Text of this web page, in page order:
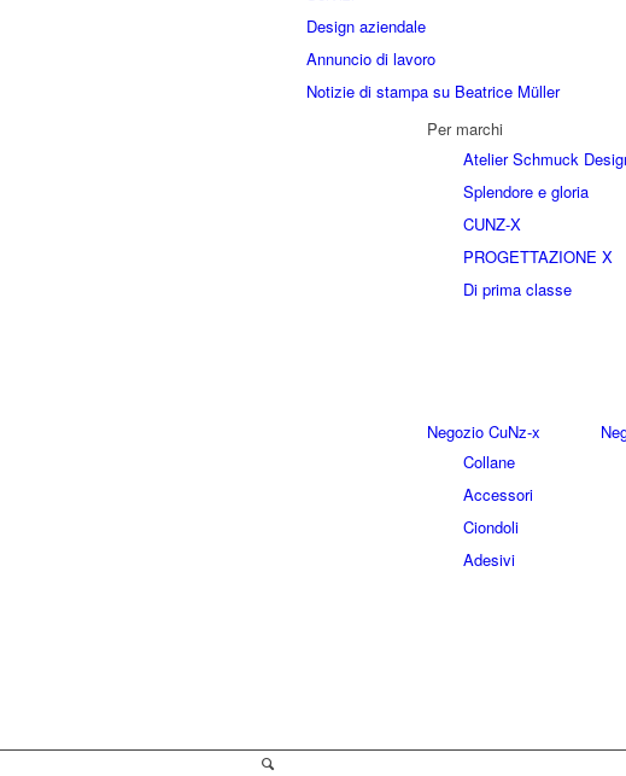
Design aziendale
Annuncio di lavoro
Notizie di stampa su Beatrice Müller
Per marchi
Atelier Schmuck
Splendore e gloria
CUNZ-X
PROGETTAZIONE X
Di prima classe
Negozio CuNz-x
Collane
Accessori
Ciondoli
Adesivi